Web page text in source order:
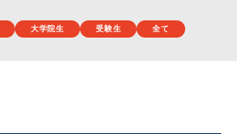
大学院生 受験生 全て